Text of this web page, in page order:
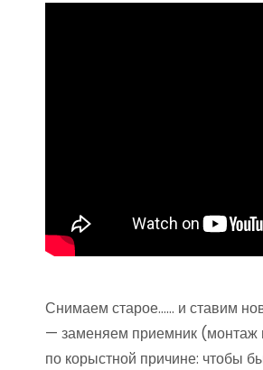
Снимаем старое…… и ставим
— заменяем приемник (монтаж
по корыстной причине: чтобы